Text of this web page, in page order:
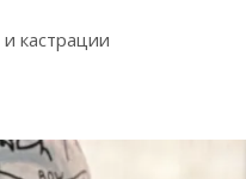
кастрации